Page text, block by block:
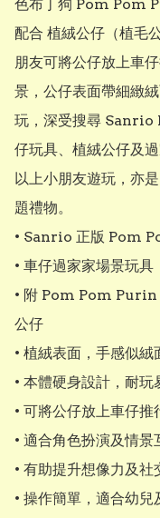
色布丁狗 Pom Pom
配合 植絨公仔（植毛
朋友可將公仔放上車
景，公仔表面帶細緻
玩，深受搜尋
仔玩具、植絨公仔及
以上小朋友遊玩，亦
題禮物。
• Sanrio 正版 Pom
• 車仔過家家場景玩具
• 附 Pom Pom Purin
公仔
• 植絨表面，手感似絨
• 本體硬身設計，耐玩
• 可將公仔放上車仔推
• 適合角色扮演及情景
• 有助提升想像力及社
• 操作簡單，適合幼兒